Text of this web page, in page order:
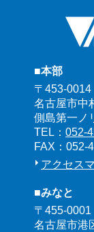
■本部
〒453-0014
名古屋市中
側島第一ノ
TEL： 052-
FAX：052-
アクセス
■みなと
〒455-0001
名古屋市港